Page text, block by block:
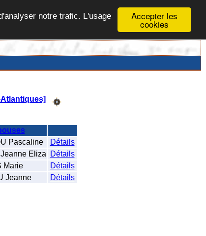
Accepter les
cookies
notre trafic. L'usage
Pascaline
Détails
Eliza
Détails
Marie
Détails
Jeanne Détails